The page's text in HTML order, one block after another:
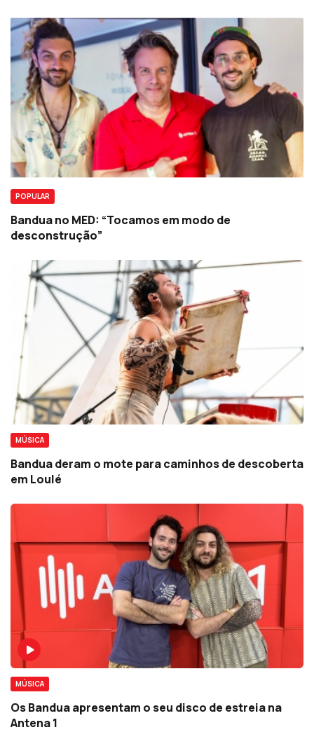
POPULAR
Bandua no MED: “Tocamos em modo de
desconstrução”
MÚSICA
Bandua deram o mote para caminhos de descoberta
em Loulé
MÚSICA
Os Bandua apresentam o seu disco de estreia na
Antena 1